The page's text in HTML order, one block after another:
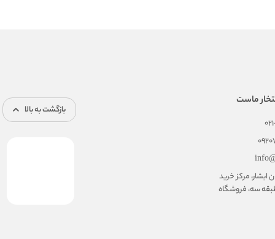
ماست
مرکز خرید
سه، فروشگاه
بازگشت به بالا